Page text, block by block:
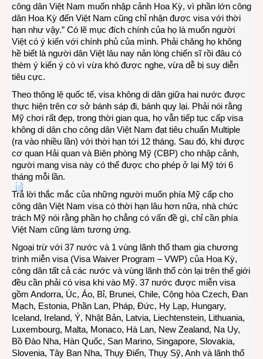
công dân Việt Nam muốn nhập cảnh Hoa Kỳ, vì phần lớn công
dân Hoa Kỳ đến Việt Nam cũng chỉ nhận được visa với thời
hạn như vậy.” Có lẽ mục đích chính của họ là muốn người
Việt có ý kiến với chính phủ của mình. Phải chăng họ không
hề biết là người dân Việt lâu nay nản lòng chiến sĩ rồi đâu có
thèm ý kiến ý cò vì vừa khó được nghe, vừa dễ bị suy diễn
tiêu cực.
Theo thông lệ quốc tế, visa không di dân giữa hai nước được
thực hiện trên cơ sở bánh sáp đi, bánh quy lại. Phải nói rằng
Mỹ chơi rất đẹp, trong thời gian qua, họ vẫn tiếp tục cấp visa
không di dân cho công dân Việt Nam đạt tiêu chuẩn Multiple
(ra vào nhiều lần) với thời hạn tới 12 tháng. Sau đó, khi được
cơ quan Hải quan và Biên phòng Mỹ (CBP) cho nhập cảnh,
người mang visa này có thể được cho phép ở lại Mỹ tới 6
tháng mỗi lần.
Trả lời thắc mắc của những người muốn phía Mỹ cấp cho
công dân Việt Nam visa có thời hạn lâu hơn nữa, nhà chức
trách Mỹ nói rằng phần họ chẳng có vấn đề gì, chỉ cần phía
Việt Nam cũng làm tương ứng.
Ngoại trừ với 37 nước và 1 vùng lãnh thổ tham gia chương
trình miễn visa (Visa Waiver Program – VWP) của Hoa Kỳ,
công dân tất cả các nước và vùng lãnh thổ còn lại trên thế giới
đều cần phải có visa khi vào Mỹ. 37 nước được miễn visa
gồm Andorra, Úc, Áo, Bỉ, Brunei, Chile, Cộng hòa Czech, Đan
Mạch, Estonia, Phần Lan, Pháp, Đức, Hy Lạp, Hungary,
Iceland, Ireland, Ý, Nhật Bản, Latvia, Liechtenstein, Lithuania,
Luxembourg, Malta, Monaco, Hà Lan, New Zealand, Na Uy,
Bồ Đào Nha, Hàn Quốc, San Marino, Singapore, Slovakia,
Slovenia, Tây Ban Nha, Thụy Điển, Thụy Sỹ, Anh và lãnh thổ